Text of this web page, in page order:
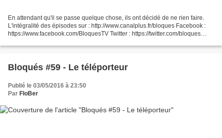
En attendant qu'il se passe quelque chose, ils ont décidé de ne rien faire.
L'intégralité des épisodes sur : http://www.canalplus.fr/bloques Facebook :
https://www.facebook.com/BloquesTV Twitter : https://twitter.com/bloques
Bloqués #59 - Le téléporteur
Publié le 03/05/2016 à 23:50
Par FloBer